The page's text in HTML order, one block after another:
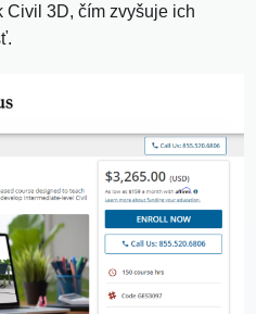
Civil 3D, čím zvyšuje ich